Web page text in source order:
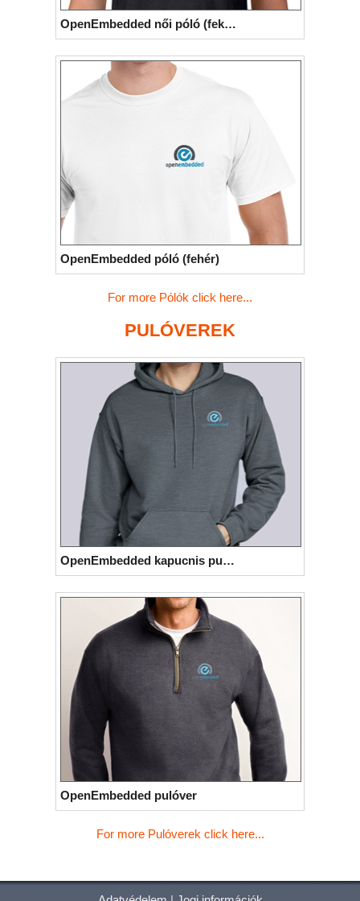
OpenEmbedded női póló (fekete)
OpenEmbedded póló (fehér)
For more Pólók click here...
PULÓVEREK
OpenEmbedded kapucnis pulóver
OpenEmbedded pulóver
For more Pulóverek click here...